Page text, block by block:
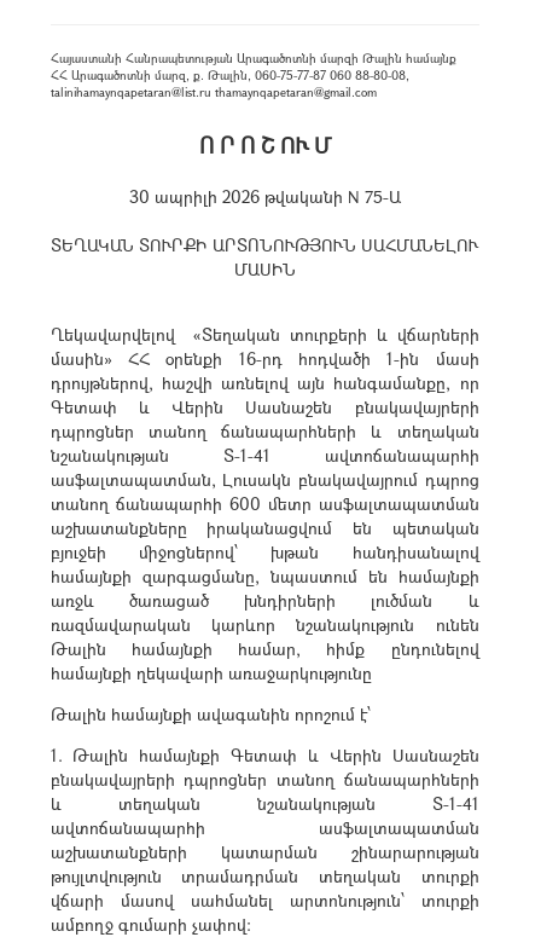
Հայաստանի Հանրապետության Արագածոտնի մարզի Թալին համայնք
ՀՀ Արագածոտնի մարզ, ք. Թալին, 060-75-77-87 060 88-80-08,
talinihamaynqapetaran@list.ru thamaynqapetaran@gmail.com
Ո Ր Ո Շ ՈՒ Մ
30 ապրիլի 2026 թվականի N 75-Ա
ՏԵՂԱԿԱՆ ՏՈՒՐՔԻ ԱՐՏՈՆՈՒԹՅՈՒՆ ՍԱՀՄԱՆԵԼՈՒ
ՄԱՍԻՆ
Ղեկավարվելով «Տեղական տուրքերի և վճարների
մասին» ՀՀ օրենքի 16-րդ հոդվածի 1-ին մասի
դրույթներով, հաշվի առնելով այն հանգամանքը, որ
Գետափ և Վերին Սասնաշեն բնակավայրերի
դպրոցներ տանող ճանապարհների և տեղական
նշանակության Տ-1-41 ավտոճանապարհի
ասֆալտապատման, Լուսակն բնակավայրում դպրոց
տանող ճանապարհի 600 մետր ասֆալտապատման
աշխատանքները իրականացվում են պետական
բյուջեի միջոցներով՝ խթան հանդիսանալով
համայնքի զարգացմանը, նպաստում են համայնքի
առջև ծառացած խնդիրների լուծման և
ռազմավարական կարևոր նշանակություն ունեն
Թալին համայնքի համար, հիմք ընդունելով
համայնքի ղեկավարի առաջարկությունը
Թալին համայնքի ավագանին որոշում է՝
1. Թալին համայնքի Գետափ և Վերին Սասնաշեն
բնակավայրերի դպրոցներ տանող ճանապարհների
և տեղական նշանակության Տ-1-41
ավտոճանապարհի ասֆալտապատման
աշխատանքների կատարման շինարարության
թույլտվություն տրամադրման տեղական տուրքի
վճարի մասով սահմանել արտոնություն՝ տուրքի
ամբողջ գումարի չափով։